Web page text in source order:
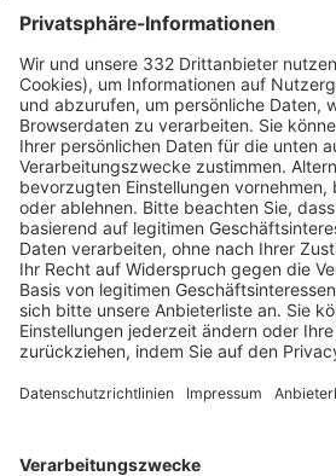
HÄUFIG BESUCHTE SEITEN
Pässe und Vereinswechsel
Trainerausbildung
Schulungsangebot Vereinsmitarbeiter
BFV-Geschäftsstellen
Trainerbörse
Login SpielPlus
FOLGE DEM BFV